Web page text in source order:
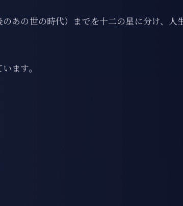
あの世の時代）までを十二の星に分け、
ます。